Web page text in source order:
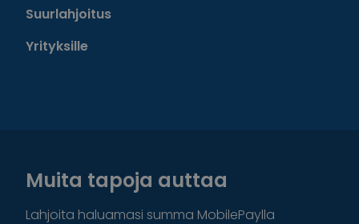
Suurlahjoitus
Yrityksille
Muita tapoja auttaa
Lahjoita haluamasi summa MobilePaylla